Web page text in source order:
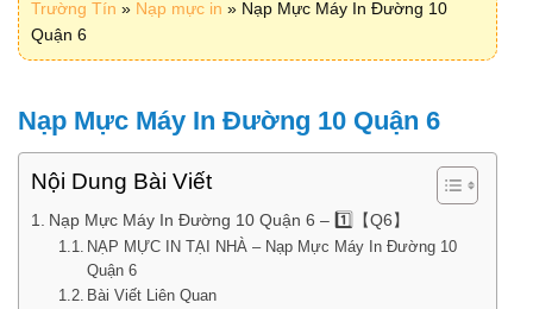
Trường Tín » Nạp mực in » Nạp Mực Máy In Đường 10
Quận 6
Nạp Mực Máy In Đường 10 Quận 6
Nội Dung Bài Viết
Nạp Mực Máy In Đường 10 Quận 6 – 1️⃣【Q6】
NẠP MỰC IN TẠI NHÀ – Nạp Mực Máy In Đường 10
Quận 6
Bài Viết Liên Quan